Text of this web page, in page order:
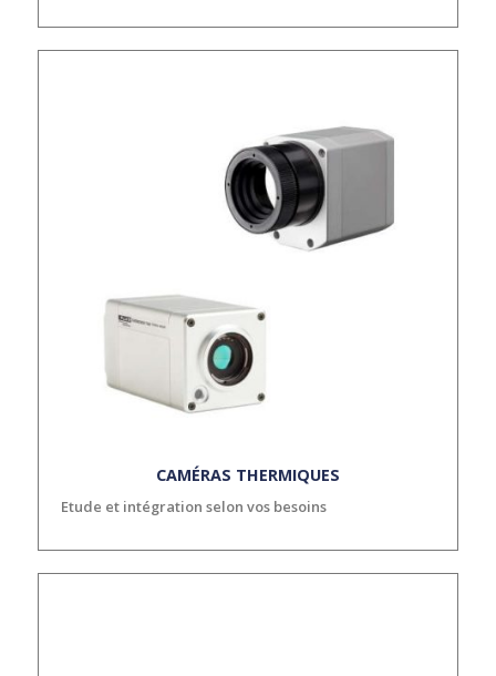
CAMÉRAS THERMIQUES
Etude et intégration selon vos besoins